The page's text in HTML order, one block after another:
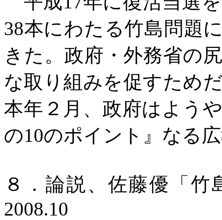
38本にわたる竹島問題
きた。政府・外務省の
な取り組みを促すため
本年２月、政府はよう
の10のポイント』なる
８．論説、佐藤優「
2008.10